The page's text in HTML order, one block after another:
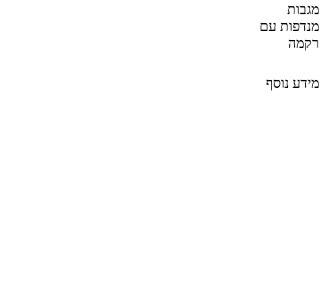
מגבות
מנדפות עם
רקמה
מידע נוסף